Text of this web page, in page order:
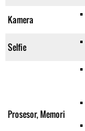
Kamera
Selfie
Prosesor, Memori